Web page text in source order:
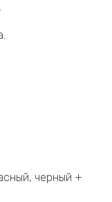
черный +